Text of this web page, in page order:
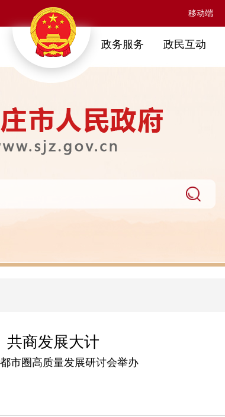
移动端
政务服务 政民互动
共商发展大计
市圈高质量发展研讨会举办